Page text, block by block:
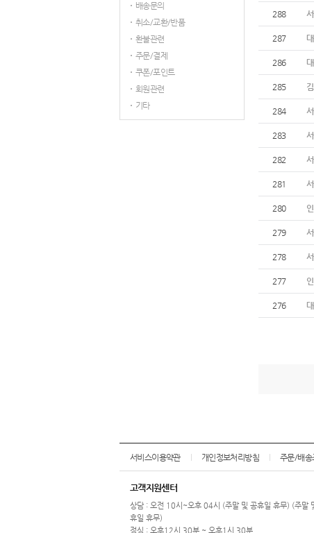
배송문의
취소/교환/반품
환불관련
주문/결제
쿠폰/포인트
회원관련
기타
288
287
286
285
284
283
282
281
280
279
278
277
276
서비스이용약관 개인정보처리방침 주문/배송
고객지원센터
상담 : 오전 10시~오후 04시 (주말 및 공휴일 휴무) (주말
휴일 휴무)
점심 : 오후12시 30분 ~ 오후1시 30분